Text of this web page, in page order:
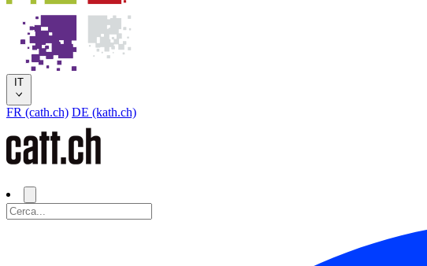
IT
FR (cath.ch) DE (kath.ch)